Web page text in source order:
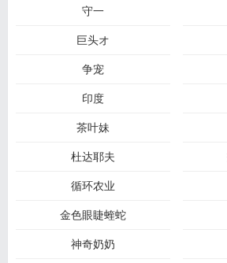
守一
巨头オ
争宠
印度
茶叶妹
杜达耶夫
循环农业
金色眼睫蝰蛇
神奇奶奶